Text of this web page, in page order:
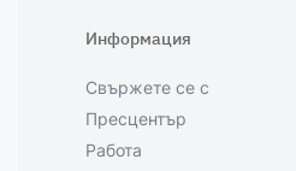
Информация
Свържете се с
Пресцентър
Работа